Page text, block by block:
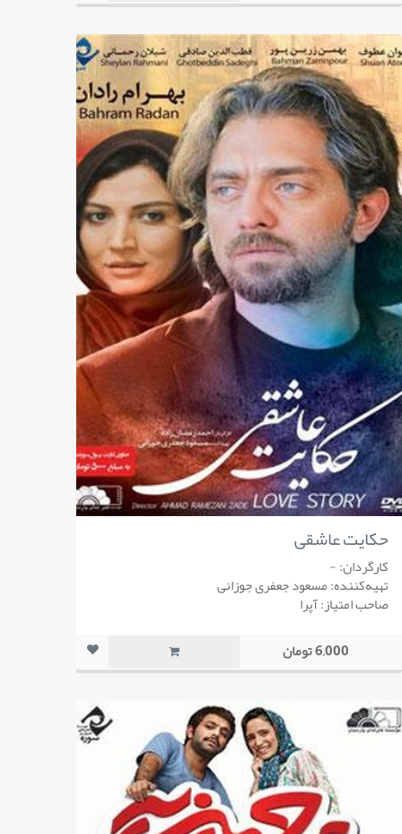
حکایت عاشقی
کارگردان: -
تهیه‌کننده: مسعود جعفری جوزانی
صاحب امتیاز: آپرا
6,000 تومان